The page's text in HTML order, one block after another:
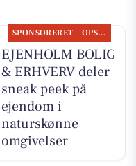
SPONSORERET OPSLAGSTAVLEN
EJENHOLM BOLIG
& ERHVERV deler
sneak peek på
ejendom i
naturskønne
omgivelser